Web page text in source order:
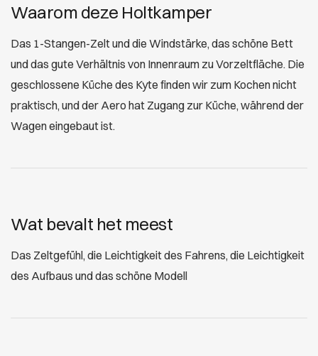
Waarom deze Holtkamper
Das 1-Stangen-Zelt und die Windstärke, das schöne Bett
und das gute Verhältnis von Innenraum zu Vorzeltfläche. Die
geschlossene Küche des Kyte finden wir zum Kochen nicht
praktisch, und der Aero hat Zugang zur Küche, während der
Wagen eingebaut ist.
Wat bevalt het meest
Das Zeltgefühl, die Leichtigkeit des Fahrens, die Leichtigkeit
des Aufbaus und das schöne Modell